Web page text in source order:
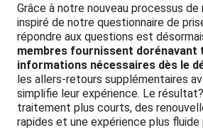
Grâce à notre nouveau processus
inspiré de notre questionnaire de
répondre aux questions est
membres fournissent dorénavant
informations nécessaires dès le
les allers-retours supplémentaires
simplifie leur expérience. Le
traitement plus courts, des
rapides et une expérience plus fluide